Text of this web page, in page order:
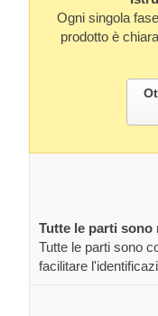
Ogni singola
prodotto è
Tutte le parti sono
Tutte le parti sono
facilitare